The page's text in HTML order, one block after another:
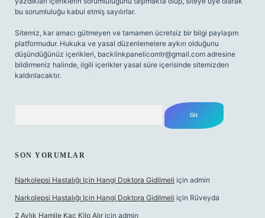
bu sorumluluğu kabul etmiş sayılırlar.
Sitemiz, kar amacı gütmeyen ve tamamen ücretsiz bir bilgi paylaşım
platformudur. Hukuka ve yasal düzenlemelere aykırı olduğunu
düşündüğünüz içerikleri, backlinkpanelicomtr@gmail.com adresine
bildirmeniz halinde, ilgili içerikler yasal süre içerisinde sitemizden
kaldırılacaktır.
SON YORUMLAR
Narkolepsi Hastalığı Için Hangi Doktora Gidilmeli için admin
Narkolepsi Hastalığı Için Hangi Doktora Gidilmeli için Rüveyda
2 Aylık Hamile Kaç Kilo Alır için admin